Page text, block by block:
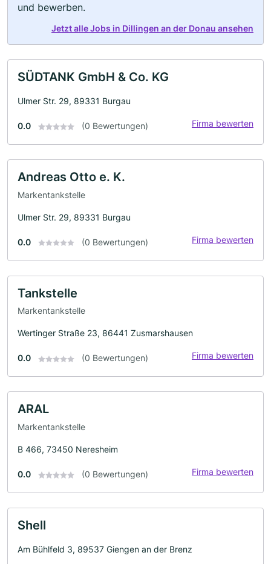
und bewerben.
Jetzt alle Jobs in Dillingen an der Donau ansehen
SÜDTANK GmbH & Co. KG
Ulmer Str. 29, 89331 Burgau
0.0 (0 Bewertungen) Firma bewerten
Andreas Otto e. K.
Markentankstelle
Ulmer Str. 29, 89331 Burgau
0.0 (0 Bewertungen) Firma bewerten
Tankstelle
Markentankstelle
Wertinger Straße 23, 86441 Zusmarshausen
0.0 (0 Bewertungen) Firma bewerten
ARAL
Markentankstelle
B 466, 73450 Neresheim
0.0 (0 Bewertungen) Firma bewerten
Shell
Am Bühlfeld 3, 89537 Giengen an der Brenz